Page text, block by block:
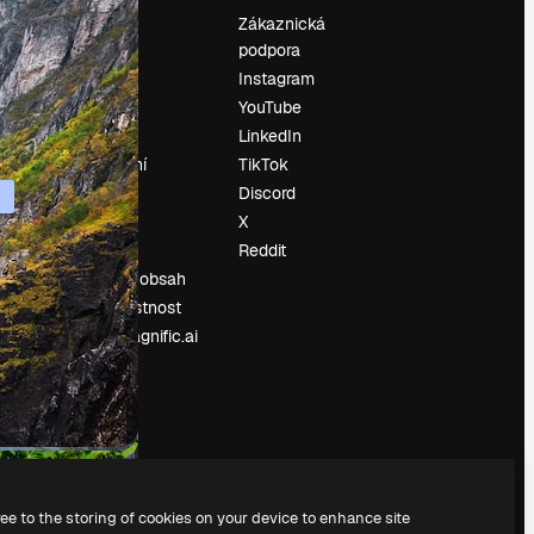
Ocenění
O nás
Recenze
Kariéra
Trendy
vyhledávání
Blog
Události
Slidesgo
Prodávejte obsah
Tisková místnost
Hledáte magnific.ai
Zákaznická
podpora
Instagram
YouTube
LinkedIn
TikTok
Discord
X
Reddit
to the storing of cookies on your device to enhance site